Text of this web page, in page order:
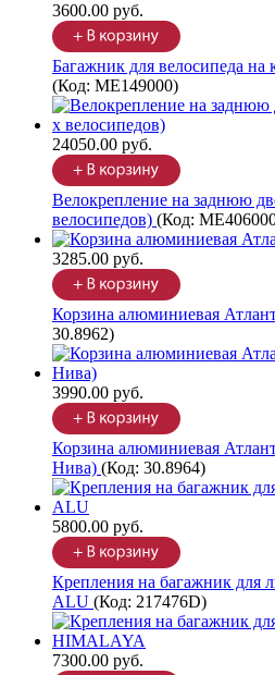
3600.00 руб.
Багажник для велосипеда
(Код: ME149000)
24050.00 руб.
Велокрепление на заднюю
велосипедов) (Код:
3285.00 руб.
Корзина алюминиевая
30.8962)
3990.00 руб.
Корзина алюминиевая
Нива) (Код: 30.8964)
5800.00 руб.
Крепления на багажник
ALU (Код: 217476D)
7300.00 руб.